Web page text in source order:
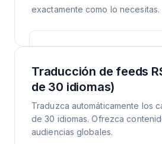
exactamente como lo necesitas.
Traducción de feeds
de 30 idiomas)
Traduzca automáticamente los
de 30 idiomas. Ofrezca
audiencias globales.